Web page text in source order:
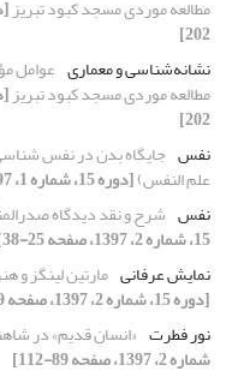
مطالعه موردی مسجد کبود تبریز
202]
نشانه‌شناسی و معماری عوامل
مطالعه موردی مسجد کبود تبریز
202]
نفس جایگاه بدن در نفس
علم النفس)[دوره 15، شماره 1، 1397، صفحه 151-171]
نفس شرح و نقد دیدگاه
15، شماره 2، 1397، صفحه 25-38]
نمایش عرفانی مارتین لینگز و
[دوره 15، شماره 2، 1397، صفحه 149-159]
نور فطرت «انسان قدیم» در
شماره 2، 1397، صفحه 89-112]